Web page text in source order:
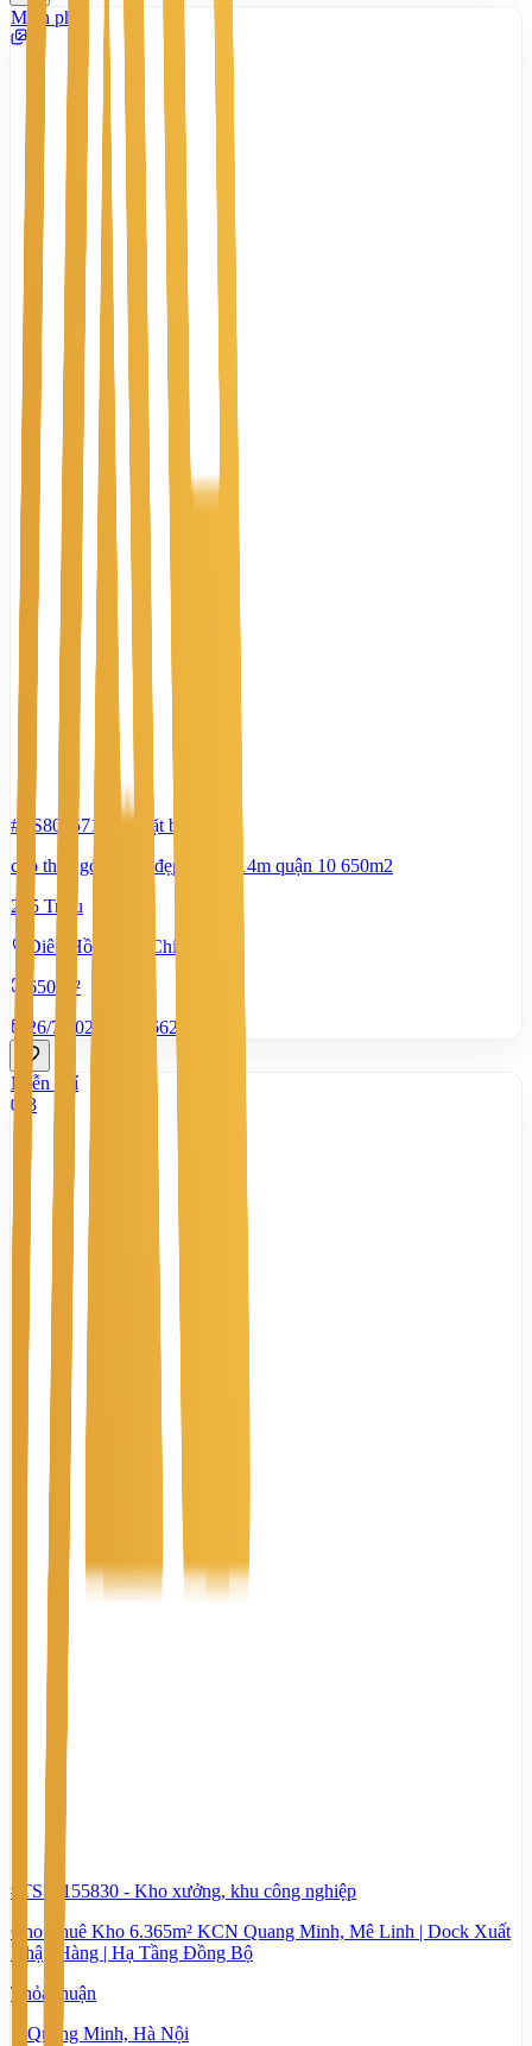
Miễn phí
#TS80657122 - Mặt bằng
cho thuê góc 2MT đẹp ngang 14m quận 10 650m2
255 Triệu
Diên Hồng, Hồ Chí Minh
650 m²
26/7/2026
662
Miễn phí
3
#TS74155830 - Kho xưởng, khu công nghiệp
Cho Thuê Kho 6.365m² KCN Quang Minh, Mê Linh | Dock Xuất
Nhập Hàng | Hạ Tầng Đồng Bộ
Thỏa thuận
Quang Minh, Hà Nội